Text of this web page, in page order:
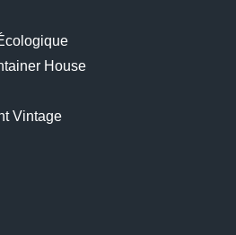
House
Vintage